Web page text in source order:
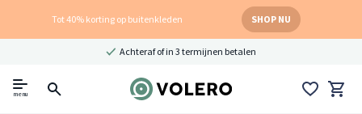
Tot 40% korting op buitenkleden SHOP NU
Achteraf of in 3 termijnen betalen
menu